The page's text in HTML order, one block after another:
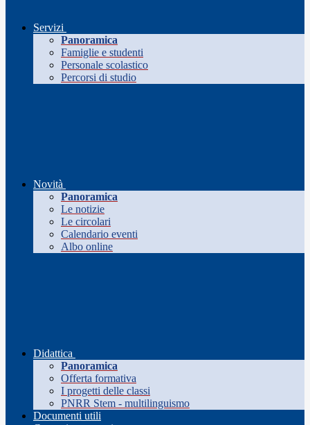
Servizi
Panoramica
Famiglie e studenti
Personale scolastico
Percorsi di studio
Novità
Panoramica
Le notizie
Le circolari
Calendario eventi
Albo online
Didattica
Panoramica
Offerta formativa
I progetti delle classi
PNRR Stem - multilinguismo
Documenti utili